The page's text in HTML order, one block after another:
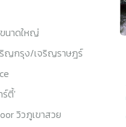
นาดใหญ่
ริญกรุง/เจริญราษฎร์
ร์ตี้'
วิวภูเขาสวย